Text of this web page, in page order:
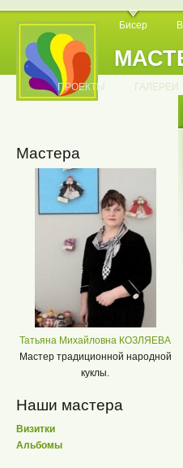
Бисер
. . . . .
. ПРОЕКТЫ ГАЛЕРЕИ
Мастера
Татьяна Михайловна КОЗЛЯЕВА
Мастер традиционной народной
куклы.
Наши мастера
Визитки
Альбомы